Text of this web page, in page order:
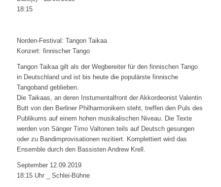
18:15
Norden-Festival: Tangon Taikaa
Konzert: finnischer Tango
Tangon Taikaa gilt als der Wegbereiter für den finnischen Tango
in Deutschland und ist bis heute die populärste finnische
Tangoband geblieben.
Die Taikaas, an deren Instumentalfront der Akkordeonist Valentin
Butt von den Berliner Philharmonikern steht, treffen den Puls des
Publikums auf einem hohen musikalischen Niveau. Die Texte
werden von Sänger Timo Valtonen teils auf Deutsch gesungen
oder zu Bandimprovisationen rezitiert. Komplettiert wird das
Ensemble durch den Bassisten Andrew Krell.
September 12.09.2019
18:15 Uhr _ Schlei-Bühne